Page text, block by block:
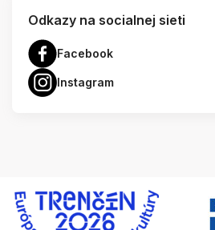
Odkazy na socialnej sieti
Facebook
Instagram